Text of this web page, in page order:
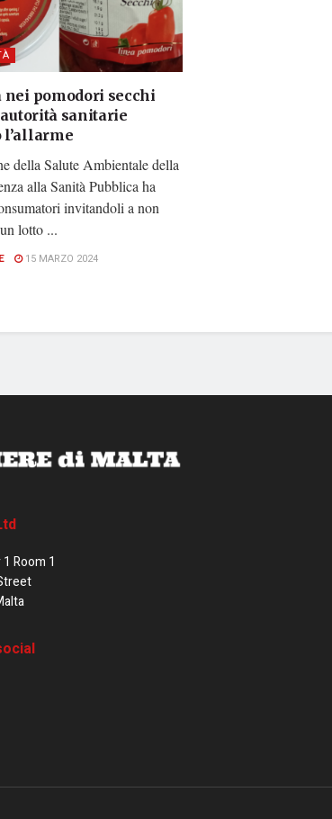
nei pomodori secchi
autorità sanitarie
della Salute Ambientale della
alla Sanità Pubblica ha
invitandoli a non
lotto ...
15 MARZO 2024
Room 1